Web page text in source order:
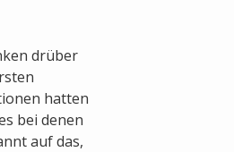
drüber
hatten
bei denen
auf das,